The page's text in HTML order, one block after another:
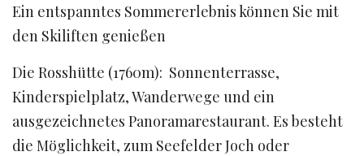
Ein entspanntes Sommererlebnis können Sie mit
den Skiliften genießen
Die Rosshütte (1760m): Sonnenterrasse,
Kinderspielplatz, Wanderwege und ein
ausgezeichnetes Panoramarestaurant. Es besteht
die Möglichkeit, zum Seefelder Joch oder